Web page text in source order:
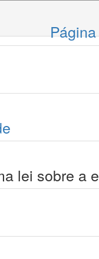
lei sobre a